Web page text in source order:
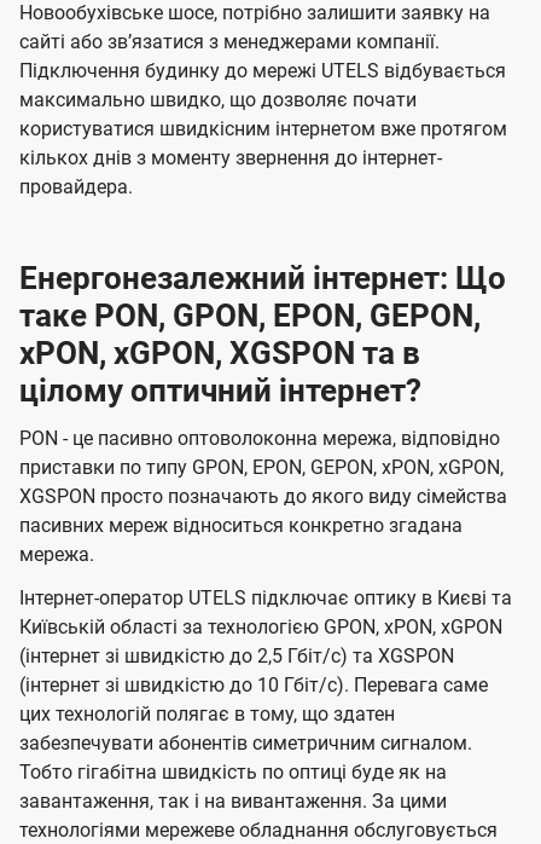
Новообухівське шосе, потрібно залишити заявку на
сайті або звʼязатися з менеджерами компанії.
Підключення будинку до мережі UTELS відбувається
максимально швидко, що дозволяє почати
користуватися швидкісним інтернетом вже протягом
кількох днів з моменту звернення до інтернет-
провайдера.
Енергонезалежний інтернет: Що
таке PON, GPON, EPON, GEPON,
xPON, xGPON, XGSPON та в
цілому оптичний інтернет?
PON - це пасивно оптоволоконна мережа, відповідно
приставки по типу GPON, EPON, GEPON, xPON, xGPON,
XGSPON просто позначають до якого виду сімейства
пасивних мереж відноситься конкретно згадана
мережа.
Інтернет-оператор UTELS підключає оптику в Києві та
Київській області за технологією GPON, xPON, xGPON
(інтернет зі швидкістю до 2,5 Гбіт/с) та XGSPON
(інтернет зі швидкістю до 10 Гбіт/с). Перевага саме
цих технологій полягає в тому, що здатен
забезпечувати абонентів симетричним сигналом.
Тобто гігабітна швидкість по оптиці буде як на
завантаження, так і на вивантаження. За цими
технологіями мережеве обладнання обслуговується